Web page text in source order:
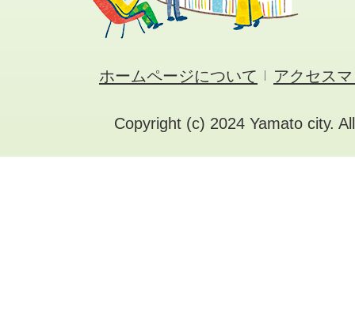
ホームページについて アクセス
Copyright (c) 2024 Yamato city.